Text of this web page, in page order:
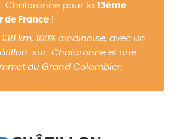
Chalaronne pour la13ème
de France !
km, 100% aindinoise, avec un
sur-Chalaronne et une
du Grand Colombier.